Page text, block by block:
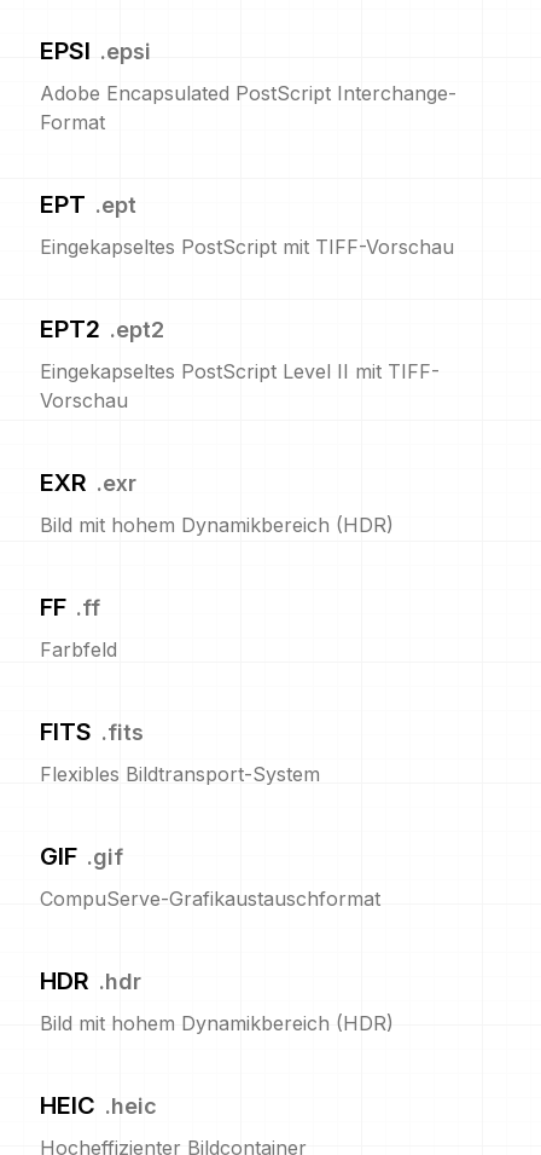
EPSI .epsi
Adobe Encapsulated PostScript Interchange-
Format
EPT .ept
Eingekapseltes PostScript mit TIFF-Vorschau
EPT2 .ept2
Eingekapseltes PostScript Level II mit TIFF-
Vorschau
EXR .exr
Bild mit hohem Dynamikbereich (HDR)
FF .ff
Farbfeld
FITS .fits
Flexibles Bildtransport-System
GIF .gif
CompuServe-Grafikaustauschformat
HDR .hdr
Bild mit hohem Dynamikbereich (HDR)
HEIC .heic
Hocheffizienter Bildcontainer